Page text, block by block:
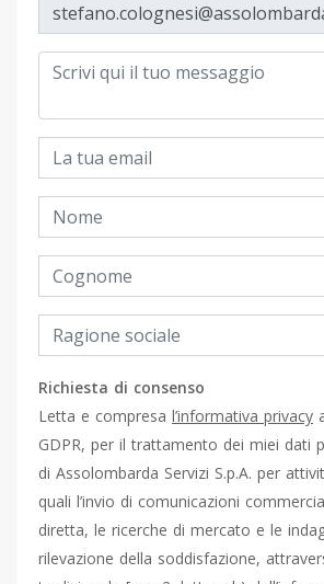
Richiesta di consenso
Letta e compresa l’informativa privacy
GDPR, per il trattamento dei miei dati
di Assolombarda Servizi S.p.A. per
quali l’invio di comunicazioni
diretta, le ricerche di mercato e le
rilevazione della soddisfazione,